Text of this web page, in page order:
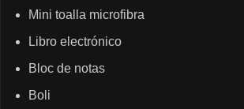
Mini toalla microfibra
Libro electrónico
Bloc de notas
Boli